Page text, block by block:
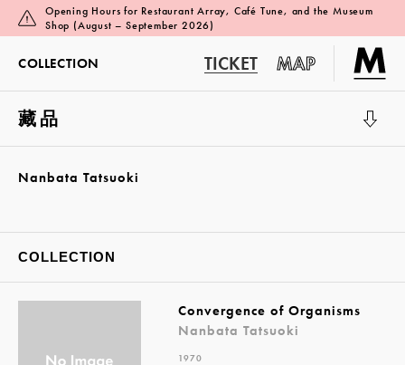
Opening Hours for Restaurant Array, Café Tune, and the Museum
Shop (August – September 2026)
COLLECTION TICKET MAP
藏品
Nanbata Tatsuoki
COLLECTION
Convergence of Organisms
Nanbata Tatsuoki
1970